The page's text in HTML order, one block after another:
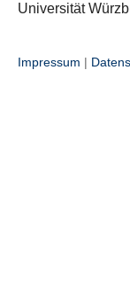
Universität
Impressum |